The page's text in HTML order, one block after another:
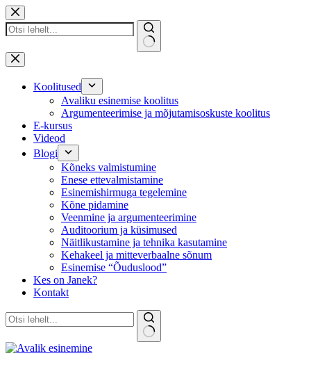
Skip
to
content
No
results
Koolitused
Avaliku esinemise koolitus
Argumenteerimise ja mõjutamisoskuste koolitus
E-kursus
Videod
Blogi
Kõneks valmistumine
Enese ettevalmistamine
Esinemishirmuga tegelemine
Kõne pidamine
Veenmine ja argumenteerimine
Auditoorium ja küsimused
Näitlikustamine ja tehnika kasutamine
Kehakeel ja mitteverbaalne sõnum
Esinemise “Õuduslood”
Kes on Janek?
Kontakt
No